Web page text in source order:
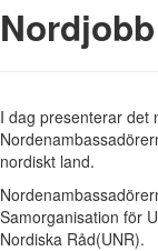
I dag presenterar det
nordiskt land.
Samorganisation för
Nordiska Råd(UNR).